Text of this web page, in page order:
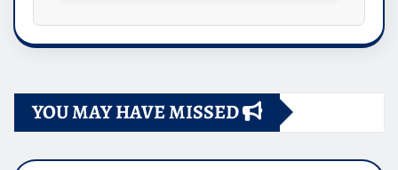
YOU MAY HAVE MISSED